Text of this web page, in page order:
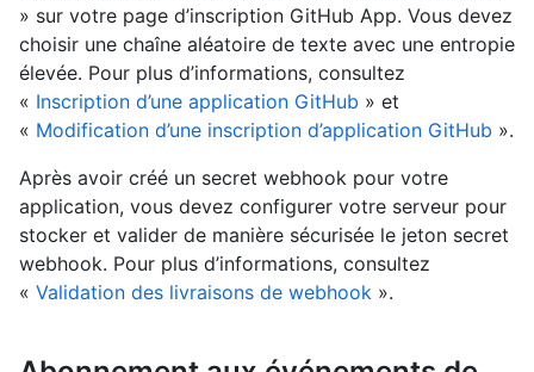
» sur votre page d’inscription GitHub App. Vous devez
choisir une chaîne aléatoire de texte avec une entropie
élevée. Pour plus d’informations, consultez
« Inscription d’une application GitHub » et
« Modification d’une inscription d’application GitHub ».
Après avoir créé un secret webhook pour votre
application, vous devez configurer votre serveur pour
stocker et valider de manière sécurisée le jeton secret
webhook. Pour plus d’informations, consultez
« Validation des livraisons de webhook ».